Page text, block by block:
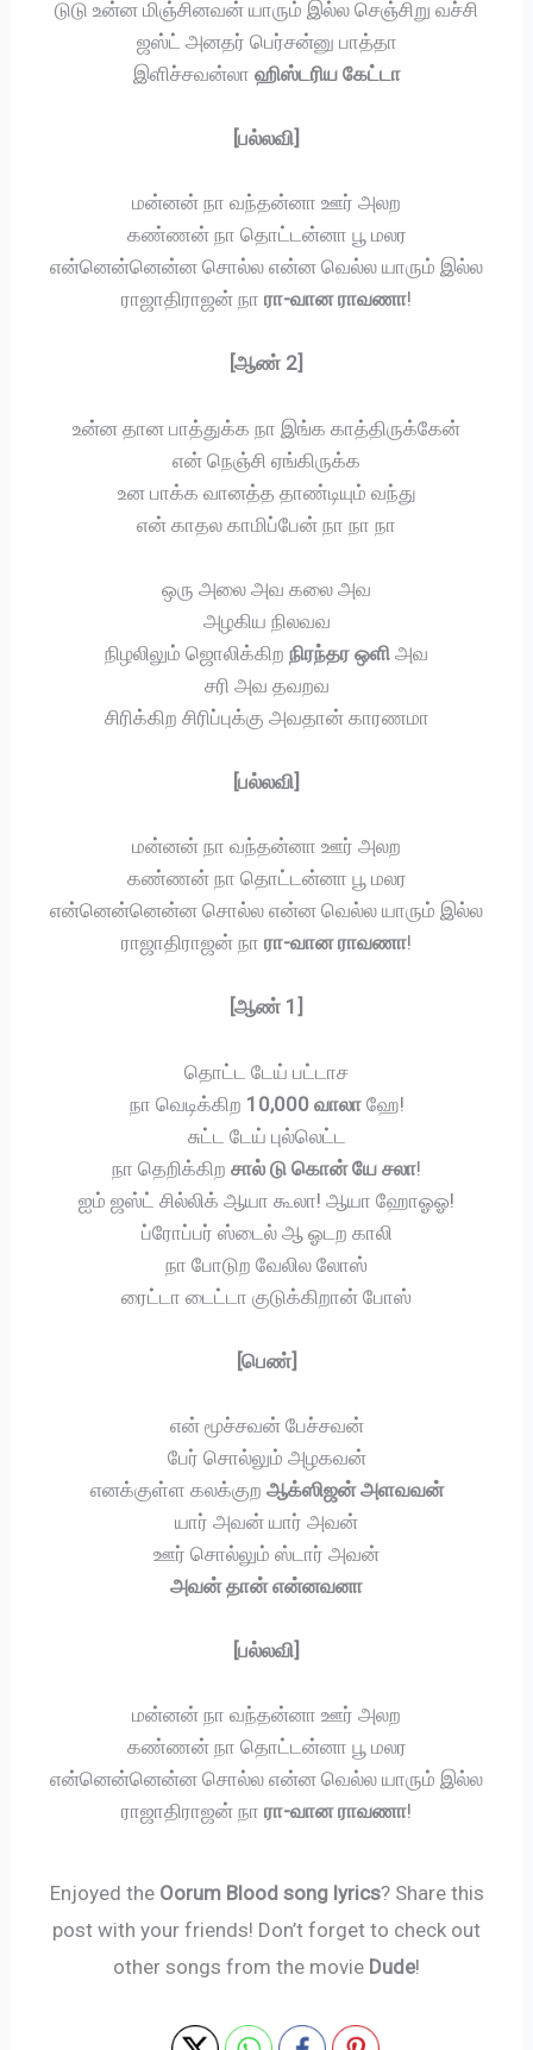
டுடு உன்ன மிஞ்சினவன் யாரும் இல்ல செஞ்சிறு வச்சி
ஜஸ்ட் அனதர் பெர்சன்னு பாத்தா
இளிச்சவன்லா ஹிஸ்டரிய கேட்டா
[பல்லவி]
மன்னன் நா வந்தன்னா ஊர் அலற
கண்ணன் நா தொட்டன்னா பூ மலர
என்னென்னென்ன சொல்ல என்ன வெல்ல யாரும் இல்ல
ராஜாதிராஜன் நா ரா-வான ராவணா!
[ஆண் 2]
உன்ன தான பாத்துக்க நா இங்க காத்திருக்கேன்
என் நெஞ்சி ஏங்கிருக்க
உன பாக்க வானத்த தாண்டியும் வந்து
என் காதல காமிப்பேன் நா நா நா
ஒரு அலை அவ கலை அவ
அழகிய நிலவவ
நிழலிலும் ஜொலிக்கிற நிரந்தர ஒளி அவ
சரி அவ தவறவ
சிரிக்கிற சிரிப்புக்கு அவதான் காரணமா
[பல்லவி]
மன்னன் நா வந்தன்னா ஊர் அலற
கண்ணன் நா தொட்டன்னா பூ மலர
என்னென்னென்ன சொல்ல என்ன வெல்ல யாரும் இல்ல
ராஜாதிராஜன் நா ரா-வான ராவணா!
[ஆண் 1]
தொட்ட டேய் பட்டாச
நா வெடிக்கிற 10,000 வாலாஹே!
சுட்ட டேய் புல்லெட்ட
நா தெறிக்கிற சால் டு கொன் யே சலா!
ஐம் ஜஸ்ட் சில்லிக் ஆயா கூலா! ஆயா ஹோஓஓ!
ப்ரோப்பர் ஸ்டைல் ஆ ஓடற காலி
நா போடுற வேலில லோஸ்
ரைட்டா டைட்டா குடுக்கிறான் போஸ்
[பெண்]
என் மூச்சவன் பேச்சவன்
பேர் சொல்லும் அழகவன்
எனக்குள்ள கலக்குற ஆக்ஸிஜன் அளவவன்
யார் அவன் யார் அவன்
ஊர் சொல்லும் ஸ்டார் அவன்
அவன் தான் என்னவனா
[பல்லவி]
மன்னன் நா வந்தன்னா ஊர் அலற
கண்ணன் நா தொட்டன்னா பூ மலர
என்னென்னென்ன சொல்ல என்ன வெல்ல யாரும் இல்ல
ராஜாதிராஜன் நா ரா-வான ராவணா!
Enjoyed the Oorum Blood song lyrics? Share this
post with your friends! Don’t forget to check out
other songs from the movie Dude!